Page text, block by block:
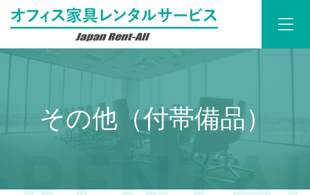
その他（付帯備品）